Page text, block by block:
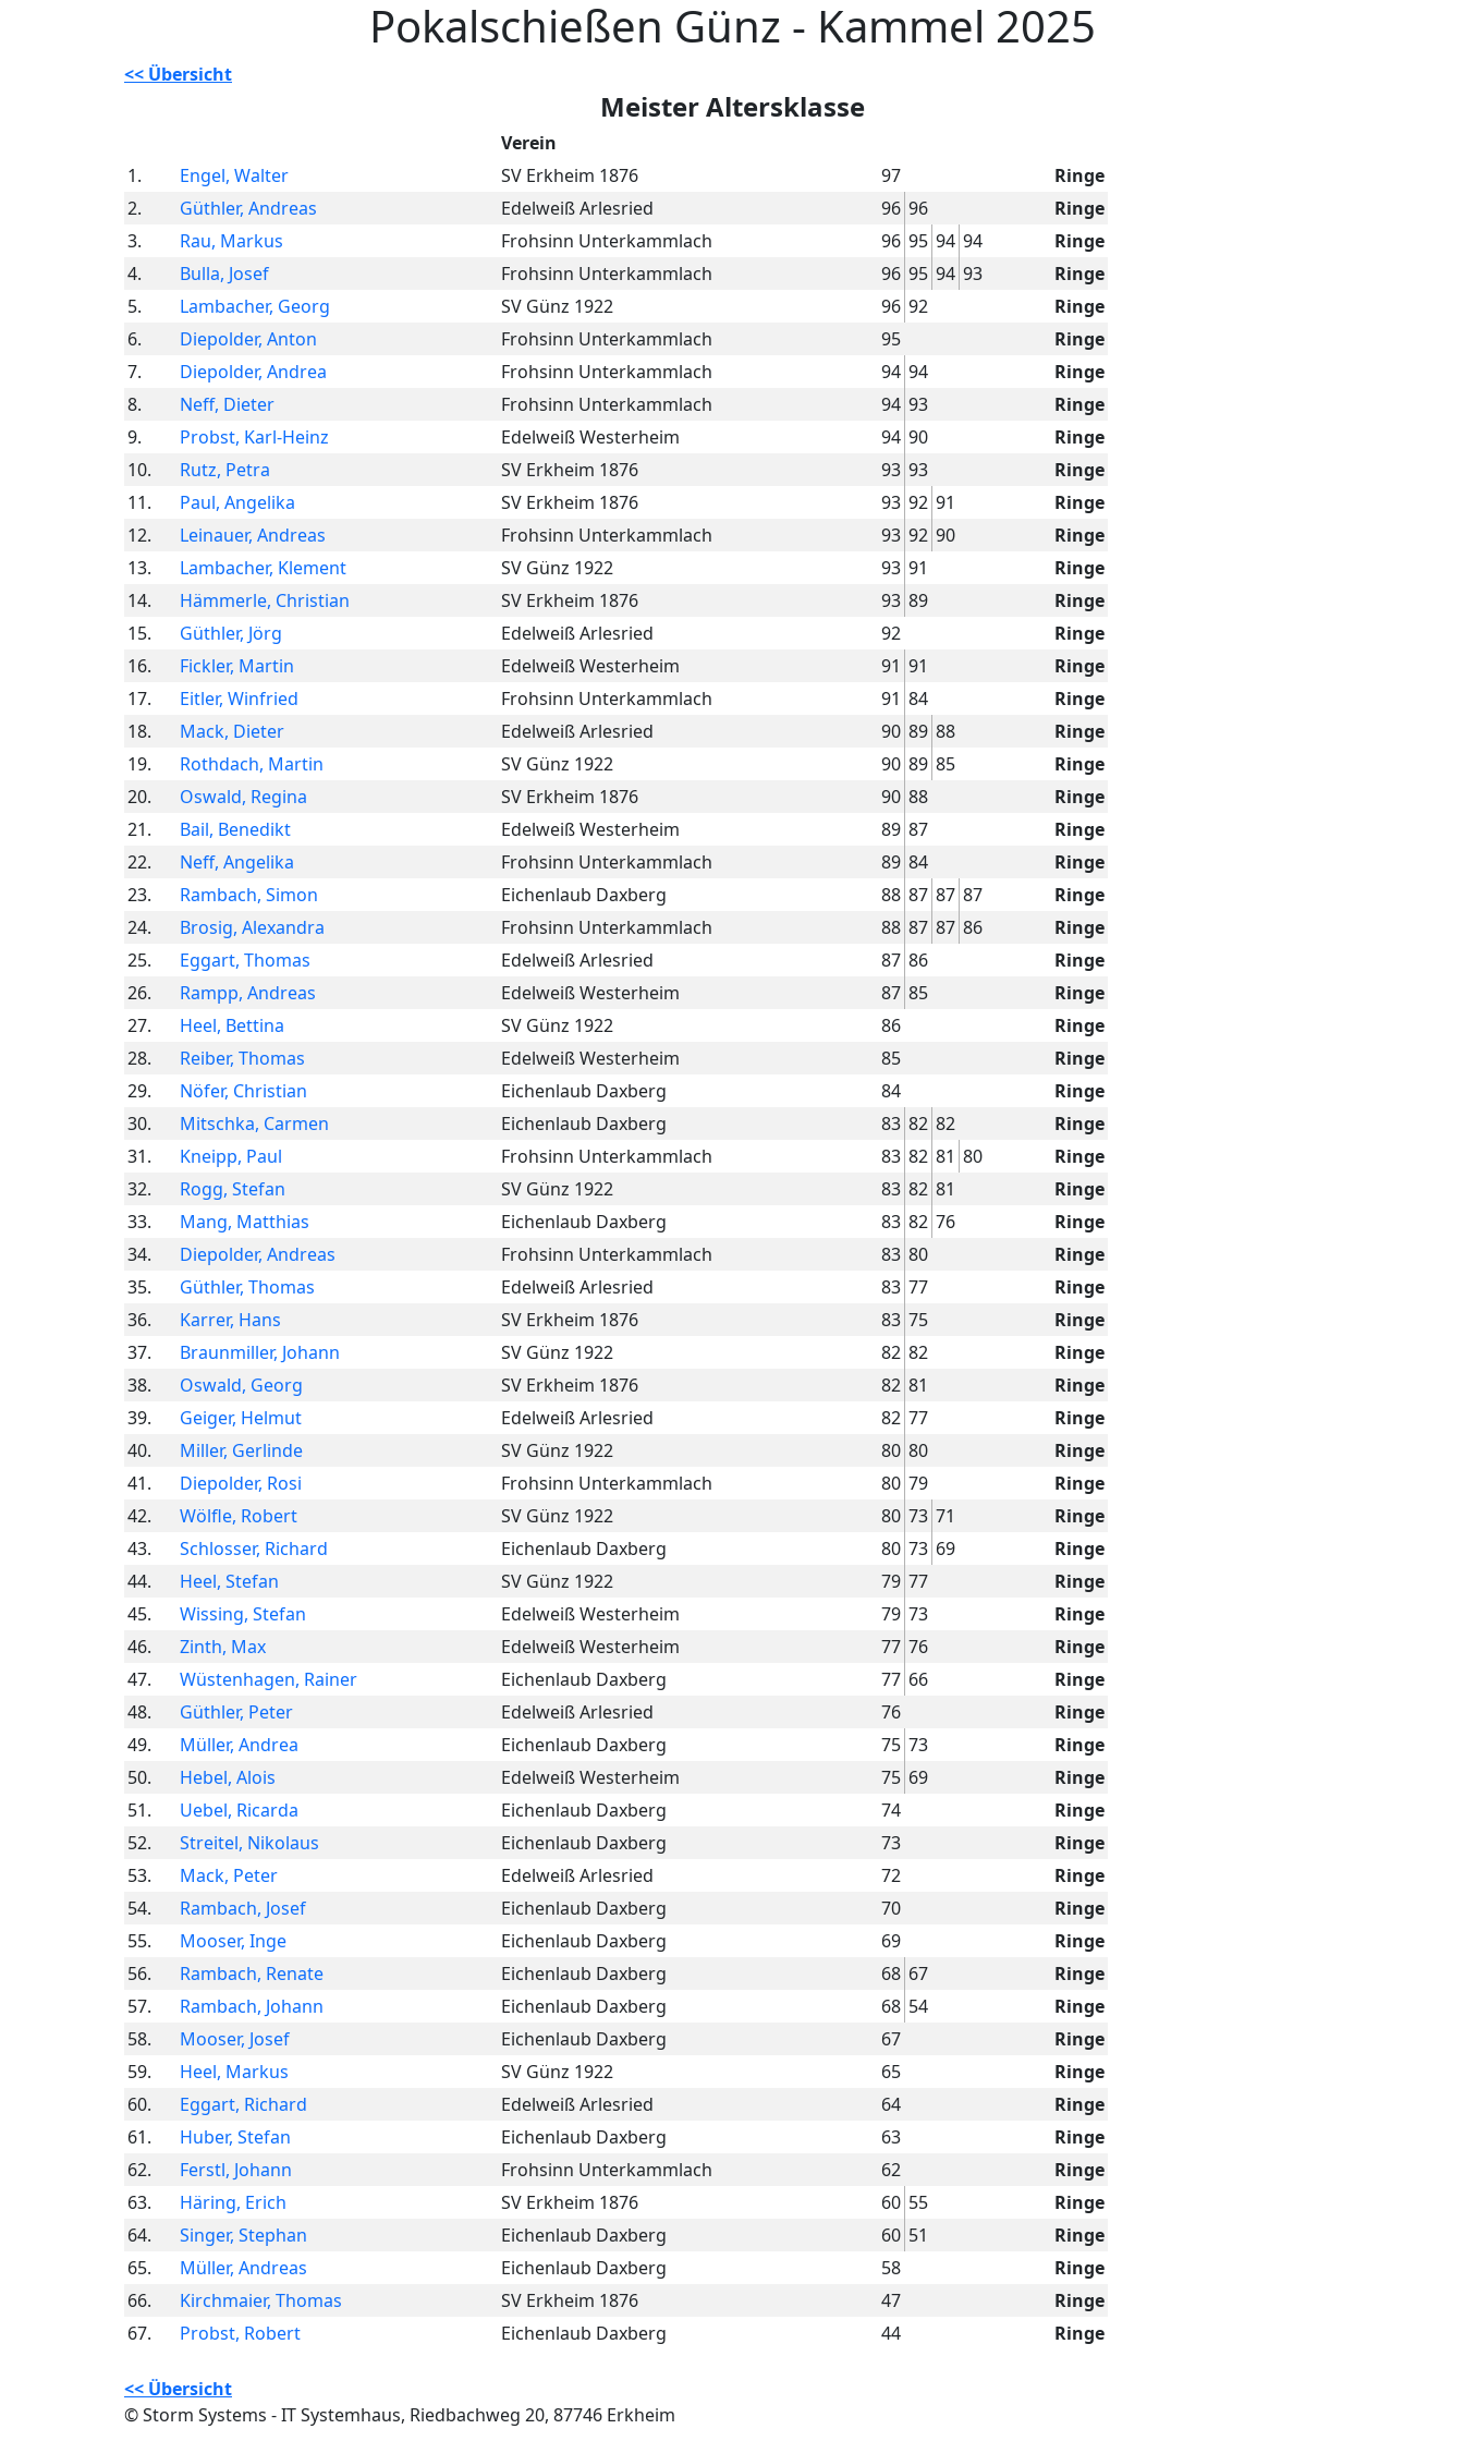
Pokalschießen Günz - Kammel 2025
<< Übersicht
Meister Altersklasse
Verein
1.
Engel, Walter SV Erkheim 1876 97
Ringe
2.
Güthler, Andreas Edelweiß Arlesried 96 96
Ringe
3.
Rau, Markus Frohsinn Unterkammlach 96 95 94 94
Ringe
4.
Bulla, Josef Frohsinn Unterkammlach 96 95 94 93
Ringe
5.
Lambacher, Georg SV Günz 1922 96 92
Ringe
6.
Diepolder, Anton Frohsinn Unterkammlach 95
Ringe
7.
Diepolder, Andrea Frohsinn Unterkammlach 94 94
Ringe
8.
Neff, Dieter Frohsinn Unterkammlach 94 93
Ringe
9.
Probst, Karl-Heinz Edelweiß Westerheim 94 90
Ringe
10.
Rutz, Petra SV Erkheim 1876 93 93
Ringe
11.
Paul, Angelika SV Erkheim 1876 93 92 91
Ringe
12.
Leinauer, Andreas Frohsinn Unterkammlach 93 92 90
Ringe
13.
Lambacher, Klement SV Günz 1922 93 91
Ringe
14.
Hämmerle, Christian SV Erkheim 1876 93 89
Ringe
15.
Güthler, Jörg Edelweiß Arlesried 92
Ringe
16.
Fickler, Martin Edelweiß Westerheim 91 91
Ringe
17.
Eitler, Winfried Frohsinn Unterkammlach 91 84
Ringe
18.
Mack, Dieter Edelweiß Arlesried 90 89 88
Ringe
19.
Rothdach, Martin SV Günz 1922 90 89 85
Ringe
20.
Oswald, Regina SV Erkheim 1876 90 88
Ringe
21.
Bail, Benedikt Edelweiß Westerheim 89 87
Ringe
22.
Neff, Angelika Frohsinn Unterkammlach 89 84
Ringe
23.
Rambach, Simon Eichenlaub Daxberg 88 87 87 87
Ringe
24.
Brosig, Alexandra Frohsinn Unterkammlach 88 87 87 86
Ringe
25.
Eggart, Thomas Edelweiß Arlesried 87 86
Ringe
26.
Rampp, Andreas Edelweiß Westerheim 87 85
Ringe
27.
Heel, Bettina SV Günz 1922 86
Ringe
28.
Reiber, Thomas Edelweiß Westerheim 85
Ringe
29.
Nöfer, Christian Eichenlaub Daxberg 84
Ringe
30.
Mitschka, Carmen Eichenlaub Daxberg 83 82 82
Ringe
31.
Kneipp, Paul Frohsinn Unterkammlach 83 82 81 80
Ringe
32.
Rogg, Stefan SV Günz 1922 83 82 81
Ringe
33.
Mang, Matthias Eichenlaub Daxberg 83 82 76
Ringe
34.
Diepolder, Andreas Frohsinn Unterkammlach 83 80
Ringe
35.
Güthler, Thomas Edelweiß Arlesried 83 77
Ringe
36.
Karrer, Hans SV Erkheim 1876 83 75
Ringe
37.
Braunmiller, Johann SV Günz 1922 82 82
Ringe
38.
Oswald, Georg SV Erkheim 1876 82 81
Ringe
39.
Geiger, Helmut Edelweiß Arlesried 82 77
Ringe
40.
Miller, Gerlinde SV Günz 1922 80 80
Ringe
41.
Diepolder, Rosi Frohsinn Unterkammlach 80 79
Ringe
42.
Wölfle, Robert SV Günz 1922 80 73 71
Ringe
43.
Schlosser, Richard Eichenlaub Daxberg 80 73 69
Ringe
44.
Heel, Stefan SV Günz 1922 79 77
Ringe
45.
Wissing, Stefan Edelweiß Westerheim 79 73
Ringe
46.
Zinth, Max Edelweiß Westerheim 77 76
Ringe
47.
Wüstenhagen, Rainer Eichenlaub Daxberg 77 66
Ringe
48.
Güthler, Peter Edelweiß Arlesried 76
Ringe
49.
Müller, Andrea Eichenlaub Daxberg 75 73
Ringe
50.
Hebel, Alois Edelweiß Westerheim 75 69
Ringe
51.
Uebel, Ricarda Eichenlaub Daxberg 74
Ringe
52.
Streitel, Nikolaus Eichenlaub Daxberg 73
Ringe
53.
Mack, Peter Edelweiß Arlesried 72
Ringe
54.
Rambach, Josef Eichenlaub Daxberg 70
Ringe
55.
Mooser, Inge Eichenlaub Daxberg 69
Ringe
56.
Rambach, Renate Eichenlaub Daxberg 68 67
Ringe
57.
Rambach, Johann Eichenlaub Daxberg 68 54
Ringe
58.
Mooser, Josef Eichenlaub Daxberg 67
Ringe
59.
Heel, Markus SV Günz 1922 65
Ringe
60.
Eggart, Richard Edelweiß Arlesried 64
Ringe
61.
Huber, Stefan Eichenlaub Daxberg 63
Ringe
62.
Ferstl, Johann Frohsinn Unterkammlach 62
Ringe
63.
Häring, Erich SV Erkheim 1876 60 55
Ringe
64.
Singer, Stephan Eichenlaub Daxberg 60 51
Ringe
65.
Müller, Andreas Eichenlaub Daxberg 58
Ringe
66.
Kirchmaier, Thomas SV Erkheim 1876 47
Ringe
67.
Probst, Robert Eichenlaub Daxberg 44 Ringe
<< Übersicht
© Storm Systems - IT Systemhaus, Riedbachweg 20, 87746 Erkheim